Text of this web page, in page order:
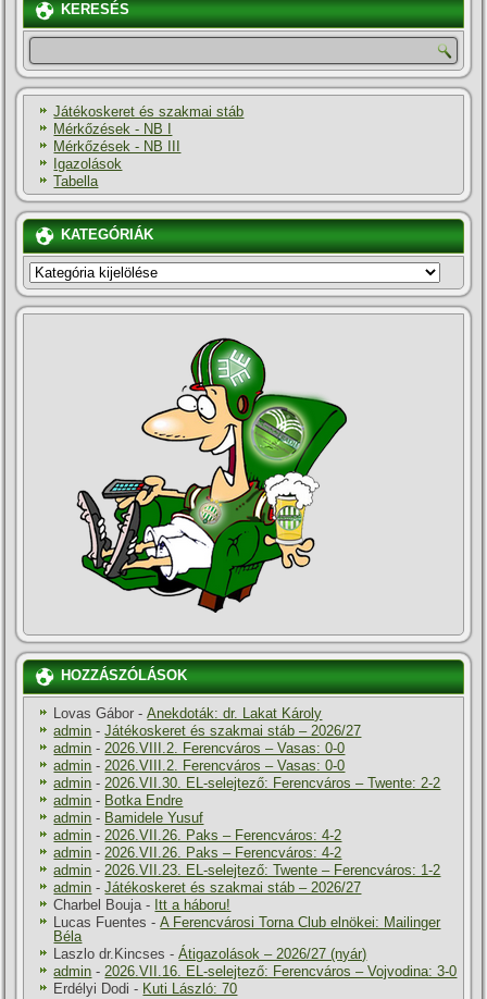
KERESÉS
Játékoskeret és szakmai stáb
Mérkőzések - NB I
Mérkőzések - NB III
Igazolások
Tabella
KATEGÓRIÁK
KATEGÓRIÁK
HOZZÁSZÓLÁSOK
Lovas Gábor -Anekdoták: dr. Lakat Károly
admin -Játékoskeret és szakmai stáb – 2026/27
admin -2026.VIII.2. Ferencváros – Vasas: 0-0
admin -2026.VIII.2. Ferencváros – Vasas: 0-0
admin -2026.VII.30. EL-selejtező: Ferencváros – Twente: 2-2
admin - Botka Endre
admin - Bamidele Yusuf
admin -2026.VII.26. Paks – Ferencváros: 4-2
admin -2026.VII.26. Paks – Ferencváros: 4-2
admin -2026.VII.23. EL-selejtező: Twente – Ferencváros: 1-2
admin -Játékoskeret és szakmai stáb – 2026/27
Charbel Bouja- Itt a háboru!
Lucas Fuentes -A Ferencvárosi Torna Club elnökei: Mailinger
Béla
Laszlo dr.Kincses -Átigazolások – 2026/27 (nyár)
admin -2026.VII.16. EL-selejtező: Ferencváros – Vojvodina: 3-0
Erdélyi Dodi - Kuti László: 70